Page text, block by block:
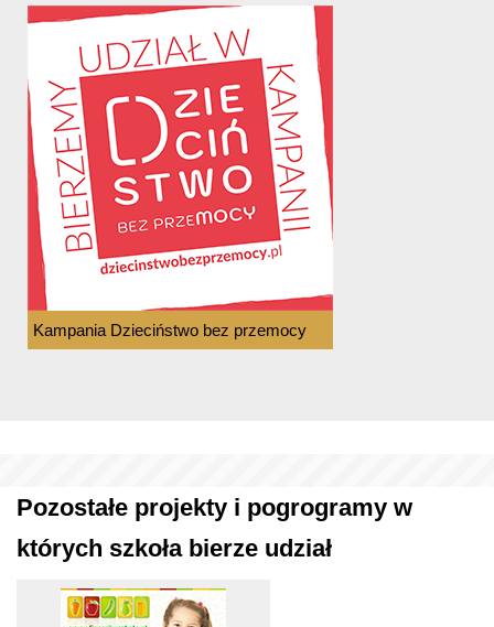
Kampania Dzieciństwo bez przemocy
Pozostałe projekty i pogrogramy w
których szkoła bierze udział